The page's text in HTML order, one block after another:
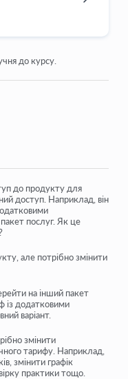
редагування
Kwiga
з пропозицією
був не через
до курсу.
до продукту для
доступ. Наприклад, він
послуг. Як це
але потрібно змінити
на інший пакет
із додатковими
варіант.
змінити
тарифу. Наприклад,
змінити графік
практики тощо.